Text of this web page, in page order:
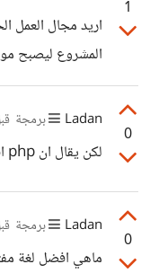
1
اريد مجال العمل
المشروع ليصبح
0
Ladan برمجة
لكن يقال ان php اقوى واسهل من javascript?
0
Ladan برمجة
ماهي افضل لغة